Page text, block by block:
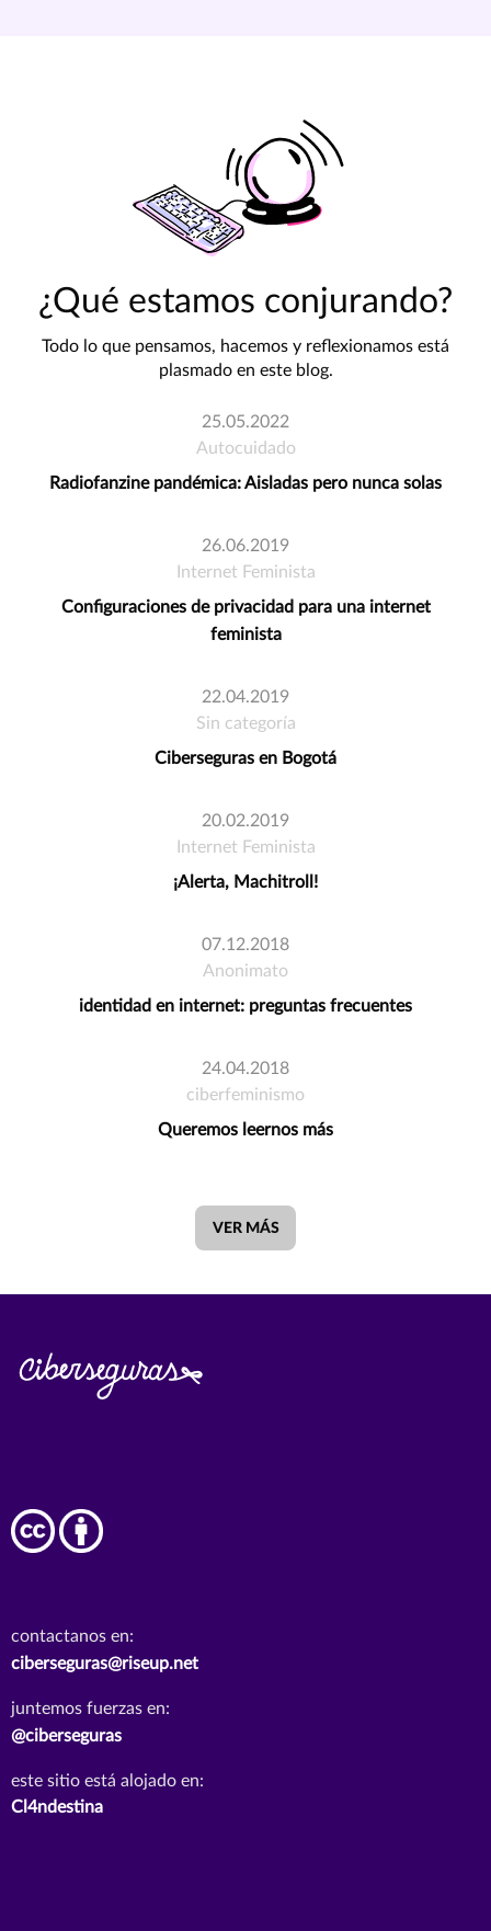
¿Qué estamos conjurando?
Todo lo que pensamos, hacemos y reflexionamos está
plasmado en este blog.
25.05.2022
Autocuidado
Radiofanzine pandémica: Aisladas pero nunca solas
26.06.2019
Internet Feminista
Configuraciones de privacidad para una internet
feminista
22.04.2019
Sin categoría
Ciberseguras en Bogotá
20.02.2019
Internet Feminista
¡Alerta, Machitroll!
07.12.2018
Anonimato
identidad en internet: preguntas frecuentes
24.04.2018
ciberfeminismo
Queremos leernos más
VER MÁS
contactanos en:
ciberseguras@riseup.net
juntemos fuerzas en:
@ciberseguras
este sitio está alojado en:
Cl4ndestina